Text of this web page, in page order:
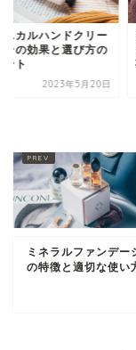
ニカルハンドクリー
その効果と選び方の
ント
2023年5月20日
ミネラルファンデー
の特徴と適切な使い